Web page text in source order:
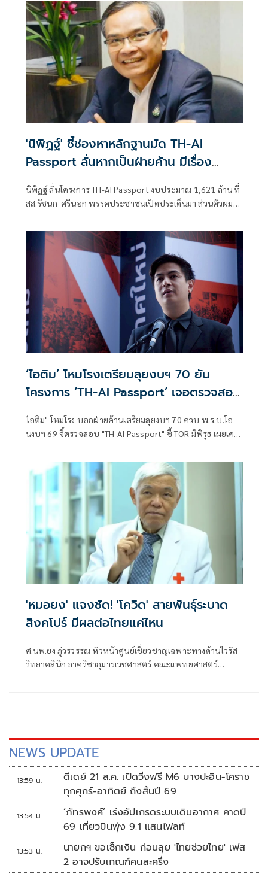
'นิพิฏฐ์' ชี้ช่องหาหลักฐานมัด TH-AI
Passport ลั่นหากเป็นฝ่ายค้าน มีเรื่อง
ซักฟอกรัฐบาลอื้อ
นิพิฎฐ์ ลั่นโครงการ TH-AI Passport งบประมาณ 1,621 ล้าน ที่
สส.รัชนก ศรีนอก พรรคประชาชนเปิดประเด็นมา ส่วนตัวผมใน
‘ไอติม’ โหมโรงเตรียมลุยงบฯ 70 ยัน
โครงการ ‘TH-AI Passport’ เจอตรวจสอบ
ไอติม" โหมโรง บอกฝ่ายค้านเตรียมลุยงบฯ 70 ควบ พ.ร.บ.โอ
นงบฯ 69 จี้ตรวจสอบ "TH-AI Passport" ชี้ TOR มีพิรุธ เผยเคย
ยังดันต่อ ชม "อ.เชน" รับไม้ต่อแล้วรื้อ TOR อุดรอยรั่ว ยอมรับ
ซักฟอกรอบนี้ไม่ทัน ขอคุยพรรคร่วมฝ่ายค้านก่อน
'หมอยง' แจงชัด! 'โควิด' สายพันธุ์ระบาด
สิงคโปร์ มีผลต่อไทยแค่ไหน
ศ.นพ.ยง ภู่วรวรรณ หัวหน้าศูนย์เชี่ยวชาญเฉพาะทางด้านไวรัส
วิทยาคลินิก ภาควิชากุมารเวชศาสตร์ คณะแพทยศาสตร์
NEWS UPDATE
13:59 น.
ดีเดย์ 21 ส.ค. เปิดวิ่งฟรี M6 บางปะอิน-โคราช
ทุกศุกร์-อาทิตย์ ถึงสิ้นปี 69
13:54 น.
‘ภัทรพงศ์’ เร่งอัปเกรดระบบเดินอากาศ คาดปี
69 เที่ยวบินพุ่ง 9.1 แสนไฟลท์
13:53 น.
นายกฯ ขอเช็กเงิน ก่อนลุย 'ไทยช่วยไทย' เฟส
2 อาจปรับเกณฑ์คนละครึ่ง